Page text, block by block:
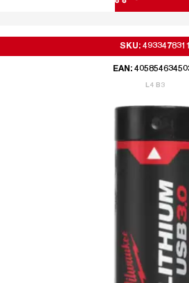
SKU: 4933478311
EAN:
L4 B3